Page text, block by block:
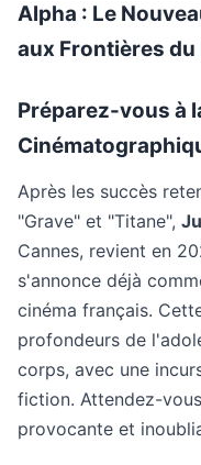
Alpha : Le
aux Frontières du
Préparez-vous à
Après les succès
"Grave" et "Titane",
Cannes, revient en
s'annonce déjà
cinéma français.
profondeurs de
corps, avec une
fiction. Attendez-
provocante et